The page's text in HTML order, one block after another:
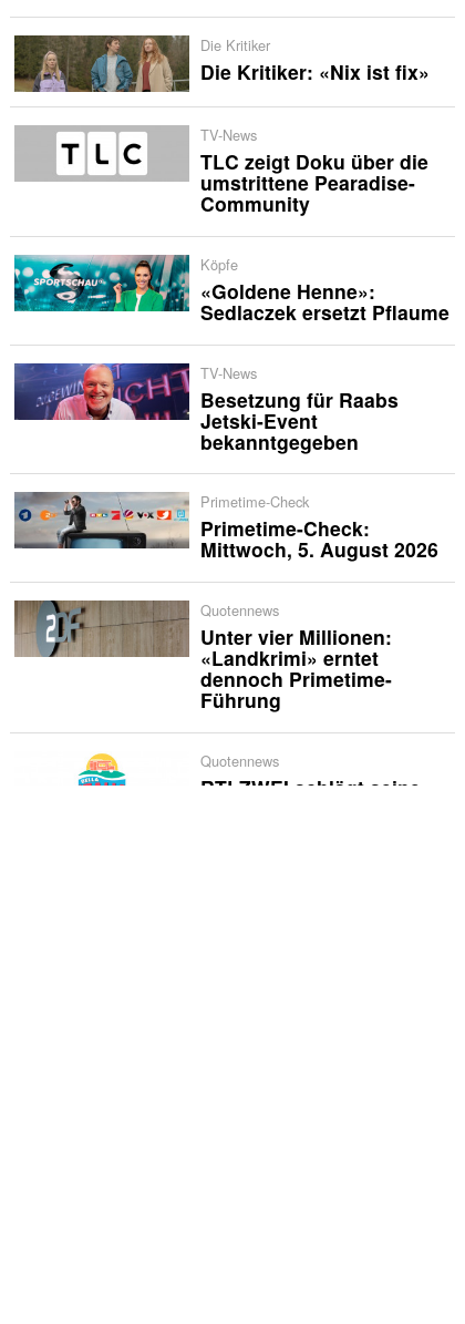
Die Kritiker
Die Kritiker: «Nix ist fix»
TV-News
TLC zeigt Doku über die
umstrittene Pearadise-
Community
Köpfe
«Goldene Henne»:
Sedlaczek ersetzt Pflaume
TV-News
Besetzung für Raabs
Jetski-Event
bekanntgegeben
Primetime-Check
Primetime-Check:
Mittwoch, 5. August 2026
Quotennews
Unter vier Millionen:
«Landkrimi» erntet
dennoch Primetime-
Führung
Quotennews
RTLZWEI schlägt seine